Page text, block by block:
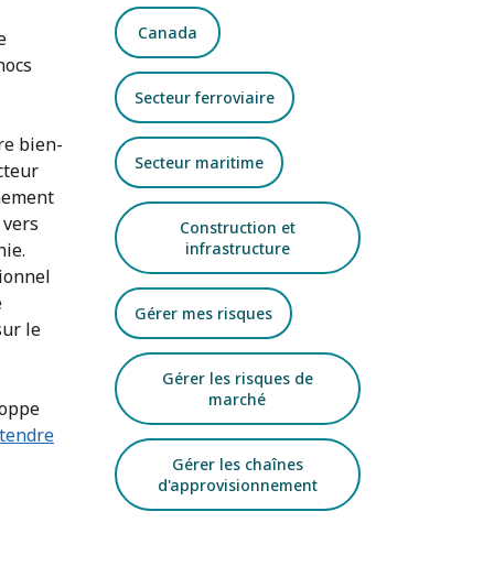
bien-
le
Canada
Secteur ferroviaire
Secteur maritime
Construction et
infrastructure
Gérer mes risques
Gérer les risques de
marché
Gérer les chaînes
d'approvisionnement